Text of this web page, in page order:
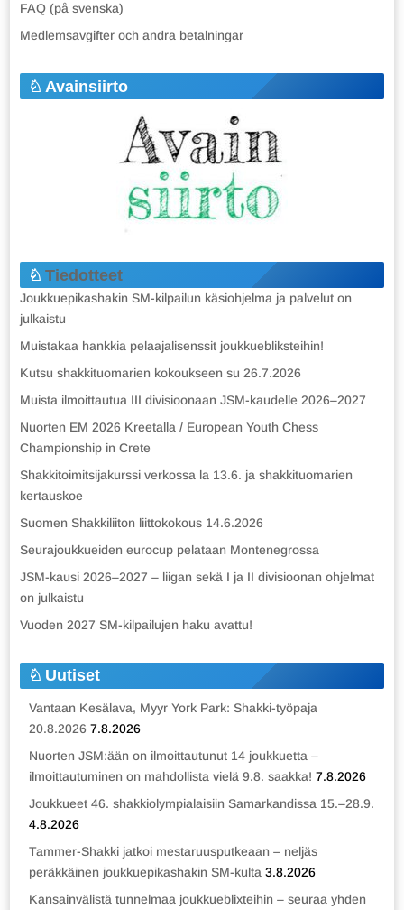
FAQ (på svenska)
Medlemsavgifter och andra betalningar
Avainsiirto
Tiedotteet
Joukkuepikashakin SM-kilpailun käsiohjelma ja palvelut on
julkaistu
Muistakaa hankkia pelaajalisenssit joukkuebliksteihin!
Kutsu shakkituomarien kokoukseen su 26.7.2026
Muista ilmoittautua III divisioonaan JSM-kaudelle 2026–2027
Nuorten EM 2026 Kreetalla / European Youth Chess
Championship in Crete
Shakkitoimitsijakurssi verkossa la 13.6. ja shakkituomarien
kertauskoe
Suomen Shakkiliiton liittokokous 14.6.2026
Seurajoukkueiden eurocup pelataan Montenegrossa
JSM-kausi 2026–2027 – liigan sekä I ja II divisioonan ohjelmat
on julkaistu
Vuoden 2027 SM-kilpailujen haku avattu!
Uutiset
Vantaan Kesälava, Myyr York Park: Shakki-työpaja
20.8.2026 7.8.2026
Nuorten JSM:ään on ilmoittautunut 14 joukkuetta –
ilmoittautuminen on mahdollista vielä 9.8. saakka! 7.8.2026
Joukkueet 46. shakkiolympialaisiin Samarkandissa 15.–28.9.
4.8.2026
Tammer-Shakki jatkoi mestaruusputkeaan – neljäs
peräkkäinen joukkuepikashakin SM-kulta 3.8.2026
Kansainvälistä tunnelmaa joukkueblixteihin – seuraa yhden